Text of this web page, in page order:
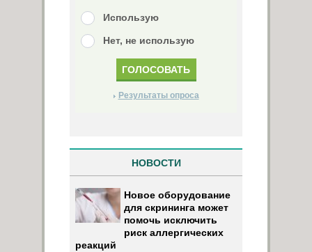
Использую
Нет, не использую
Результаты опроса
НОВОСТИ
Новое оборудование
для скрининга может
помочь исключить
риск аллергических
реакций